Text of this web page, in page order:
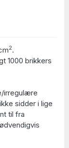
2.
1000 brikkers
irregulære
sidder i lige
til fra